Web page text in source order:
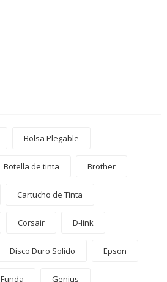
Bolsa Plegable
Botella de tinta Brother
Cartucho de Tinta
Corsair D-link
Disco Duro Solido Epson
Funda Genius